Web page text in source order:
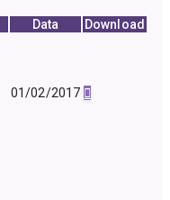
Data
Download
01/02/2017